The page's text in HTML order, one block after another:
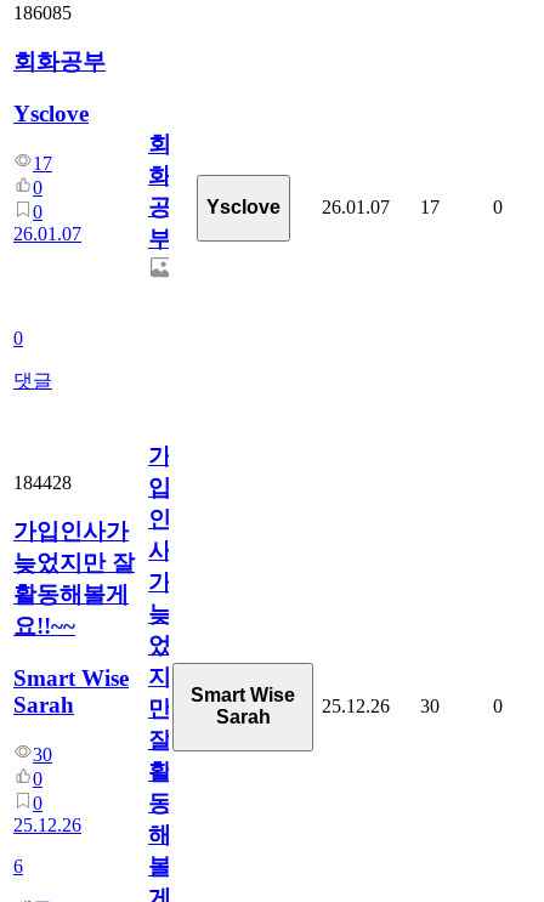
186085
회화공부
Ysclove
17
0
0
26.01.07
0
댓글
회
화
공
부
Ysclove 26.01.07 17 0
184428
가입인사가
늦었지만 잘
활동해볼게
요!!~~
Smart Wise
Sarah
30
0
0
25.12.26
6
가
입
인
사
가
늦
었
지
만
잘
활
동
해
볼
Smart Wise
Sarah
25.12.26 30 0